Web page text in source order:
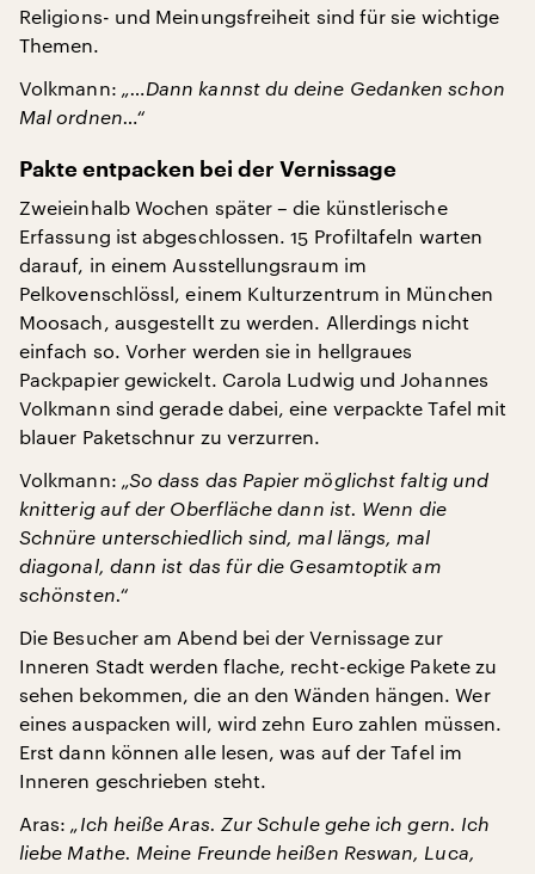
Religions- und Meinungsfreiheit sind für sie wichtige
Themen.
Volkmann: „…Dann kannst du deine Gedanken schon
Mal ordnen…“
Pakte entpacken bei der Vernissage
Zweieinhalb Wochen später – die künstlerische
Erfassung ist abgeschlossen. 15 Profiltafeln warten
darauf, in einem Ausstellungsraum im
Pelkovenschlössl, einem Kulturzentrum in München
Moosach, ausgestellt zu werden. Allerdings nicht
einfach so. Vorher werden sie in hellgraues
Packpapier gewickelt. Carola Ludwig und Johannes
Volkmann sind gerade dabei, eine verpackte Tafel mit
blauer Paketschnur zu verzurren.
Volkmann: „So dass das Papier möglichst faltig und
knitterig auf der Oberfläche dann ist. Wenn die
Schnüre unterschiedlich sind, mal längs, mal
diagonal, dann ist das für die Gesamtoptik am
schönsten.“
Die Besucher am Abend bei der Vernissage zur
Inneren Stadt werden flache, recht-eckige Pakete zu
sehen bekommen, die an den Wänden hängen. Wer
eines auspacken will, wird zehn Euro zahlen müssen.
Erst dann können alle lesen, was auf der Tafel im
Inneren geschrieben steht.
Aras: „Ich heiße Aras. Zur Schule gehe ich gern. Ich
liebe Mathe. Meine Freunde heißen Reswan, Luca,